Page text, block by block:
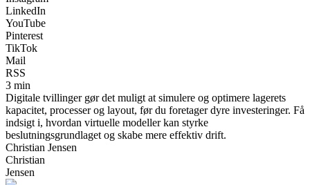
LinkedIn
YouTube
Pinterest
TikTok
Mail
RSS
3 min
Digitale tvillinger gør det muligt at simulere og optimere lagerets
kapacitet, processer og layout, før du foretager dyre investeringer. Få
indsigt i, hvordan virtuelle modeller kan styrke
beslutningsgrundlaget og skabe mere effektiv drift.
Christian Jensen
Christian
Jensen